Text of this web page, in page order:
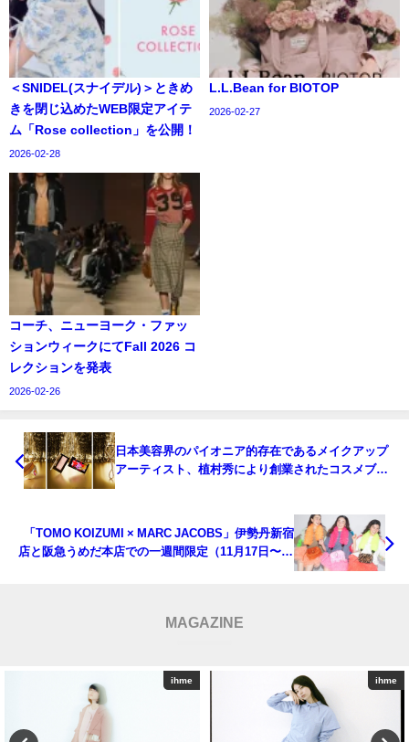
＜SNIDEL(スナイデル)＞ときめ
きを閉じ込めたWEB限定アイテ
ム「Rose collection」を公開！
2026-02-28
L.L.Bean for BIOTOP
2026-02-27
コーチ、ニューヨーク・ファッ
ションウィークにてFall 2026 コ
レクションを発表
2026-02-26
日本美容界のパイオニア的存在であるメイクアップ
アーティスト、植村秀により創業されたコスメブラ
「TOMO KOIZUMI × MARC JACOBS」伊勢丹新宿
店と阪急うめだ本店での一週間限定（11月17日〜23
MAGAZINE
ihme ihme